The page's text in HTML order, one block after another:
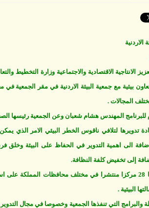
الاردنية
الانتاجية الاقتصادية والاجتماعية وزارة التخطيط
تعاون بيئية مع جمعية البيئة الاردنية في مقر الجمعية
المجالات .
للبرنامج المهندس هشام شعبان وعن الجمعية رئيسها
تدويرها لتلافي ناقوس الخطر البيئي الامر الذي
الى اهمية التدوير في الحفاظ على البيئة وخلق
إلى تخفيض كلفة النظافة.
واشار شعبان ان مراكز ارادة وعددها 28 مركزا منتشرا في مختلف محافظات
البيئية .
التي تنفذها الجمعية وخصوصا في مجال